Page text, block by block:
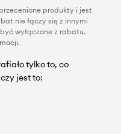
produkty i jest
nie łączy się z innymi
wyłączone z rabatu.
.
tylko to, co
jest to: